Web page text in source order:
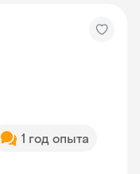
1 год опыта